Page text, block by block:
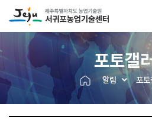
포토갤
알림 포토